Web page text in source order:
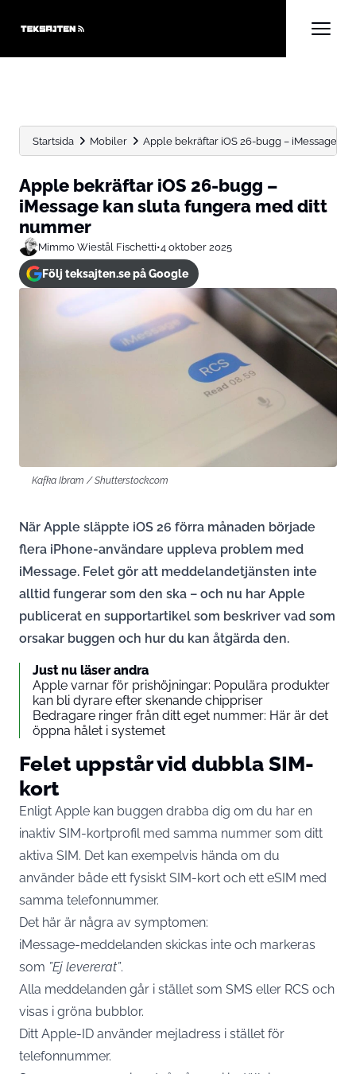
Startsida Mobiler Apple bekräftar iOS 26-bugg – iMessage
Apple bekräftar iOS 26-bugg –
iMessage kan sluta fungera med ditt
nummer
Mimmo Wiestål Fischetti•4 oktober 2025
Följ teksajten.se på Google
Kafka Ibram / Shutterstock.com
När Apple släppte iOS 26 förra månaden började
flera iPhone-användare uppleva problem med
iMessage. Felet gör att meddelandetjänsten inte
alltid fungerar som den ska – och nu har Apple
publicerat en supportartikel som beskriver vad som
orsakar buggen och hur du kan åtgärda den.
Just nu läser andra
Apple varnar för prishöjningar: Populära produkter
kan bli dyrare efter skenande chippriser
Bedragare ringer från ditt eget nummer: Här är det
öppna hålet i systemet
Felet uppstår vid dubbla SIM-
kort
Enligt Apple kan buggen drabba dig om du har en
inaktiv SIM-kortprofil med samma nummer som ditt
aktiva SIM. Det kan exempelvis hända om du
använder både ett fysiskt SIM-kort och ett eSIM med
samma telefonnummer.
Det här är några av symptomen:
iMessage-meddelanden skickas inte och markeras
som ”Ej levererat”.
Alla meddelanden går i stället som SMS eller RCS och
visas i gröna bubblor.
Ditt Apple-ID använder mejladress i stället för
telefonnummer.